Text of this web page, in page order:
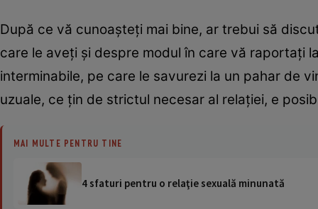
După ce vă cunoaşteţi mai bine, ar trebui să
care le aveţi şi despre modul în care vă raportaţi
interminabile, pe care le savurezi la un pahar de
uzuale, ce ţin de strictul necesar al relaţiei, e
MAI MULTE PENTRU TINE
4 sfaturi pentru o relaţie sexuală minunată